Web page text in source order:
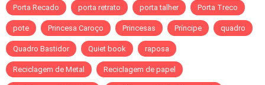
Porta Recado porta retrato porta talher Porta Treco
pote Princesa Caroço Princesas Príncipe quadro
Quadro Bastidor Quiet book raposa
Reciclagem de Metal Reciclagem de papel